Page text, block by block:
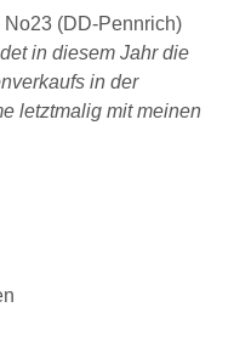
No23 (DD-Pennrich)
in diesem Jahr die
in der
letztmalig mit meinen